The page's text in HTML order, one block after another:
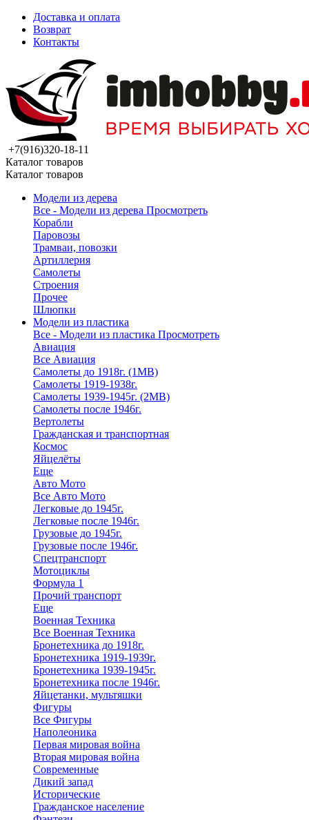
Доставка и оплата
Возврат
Контакты
+7(916)320-18-11
Каталог товаров
Каталог товаров
Модели из дерева
Все - Модели из дерева Просмотреть
Корабли
Паровозы
Трамваи, повозки
Артиллерия
Самолеты
Строения
Прочее
Шлюпки
Модели из пластика
Все - Модели из пластика Просмотреть
Авиация
Все Авиация
Самолеты до 1918г. (1МВ)
Самолеты 1919-1938г.
Самолеты 1939-1945г. (2МВ)
Самолеты после 1946г.
Вертолеты
Гражданская и транспортная
Космос
Яйцелёты
Еще
Авто Мото
Все Авто Мото
Легковые до 1945г.
Легковые после 1946г.
Грузовые до 1945г.
Грузовые после 1946г.
Спецтранспорт
Мотоциклы
Формула 1
Прочий транспорт
Еще
Военная Техника
Все Военная Техника
Бронетехника до 1918г.
Бронетехника 1919-1939г.
Бронетехника 1939-1945г.
Бронетехника после 1946г.
Яйцетанки, мультяшки
Фигуры
Все Фигуры
Наполеоника
Первая мировая война
Вторая мировая война
Современные
Дикий запад
Исторические
Гражданское население